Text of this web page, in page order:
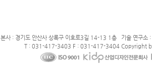
본사 : 경기도 안산사 상록구 이호로3길 14-13 1층 기술 연구소
T : 031-417-3403 F : 031-417-3404 Copyright by